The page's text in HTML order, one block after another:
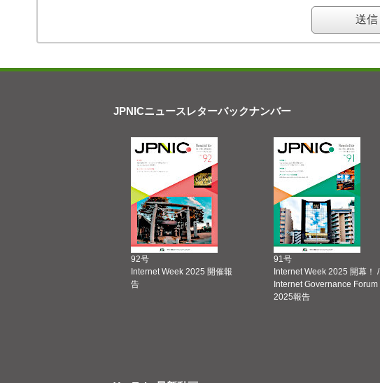
JPNICニュースレターバックナンバー
92号
Internet Week 2025 開催報
告
91号
Internet Week 2025 開幕！ /
Internet Governance Forum
2025報告